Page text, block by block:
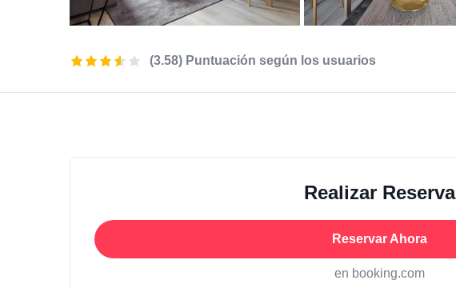
(3.58) Puntuación según los usuarios
Realizar Reserva
Reservar Ahora
en booking.com